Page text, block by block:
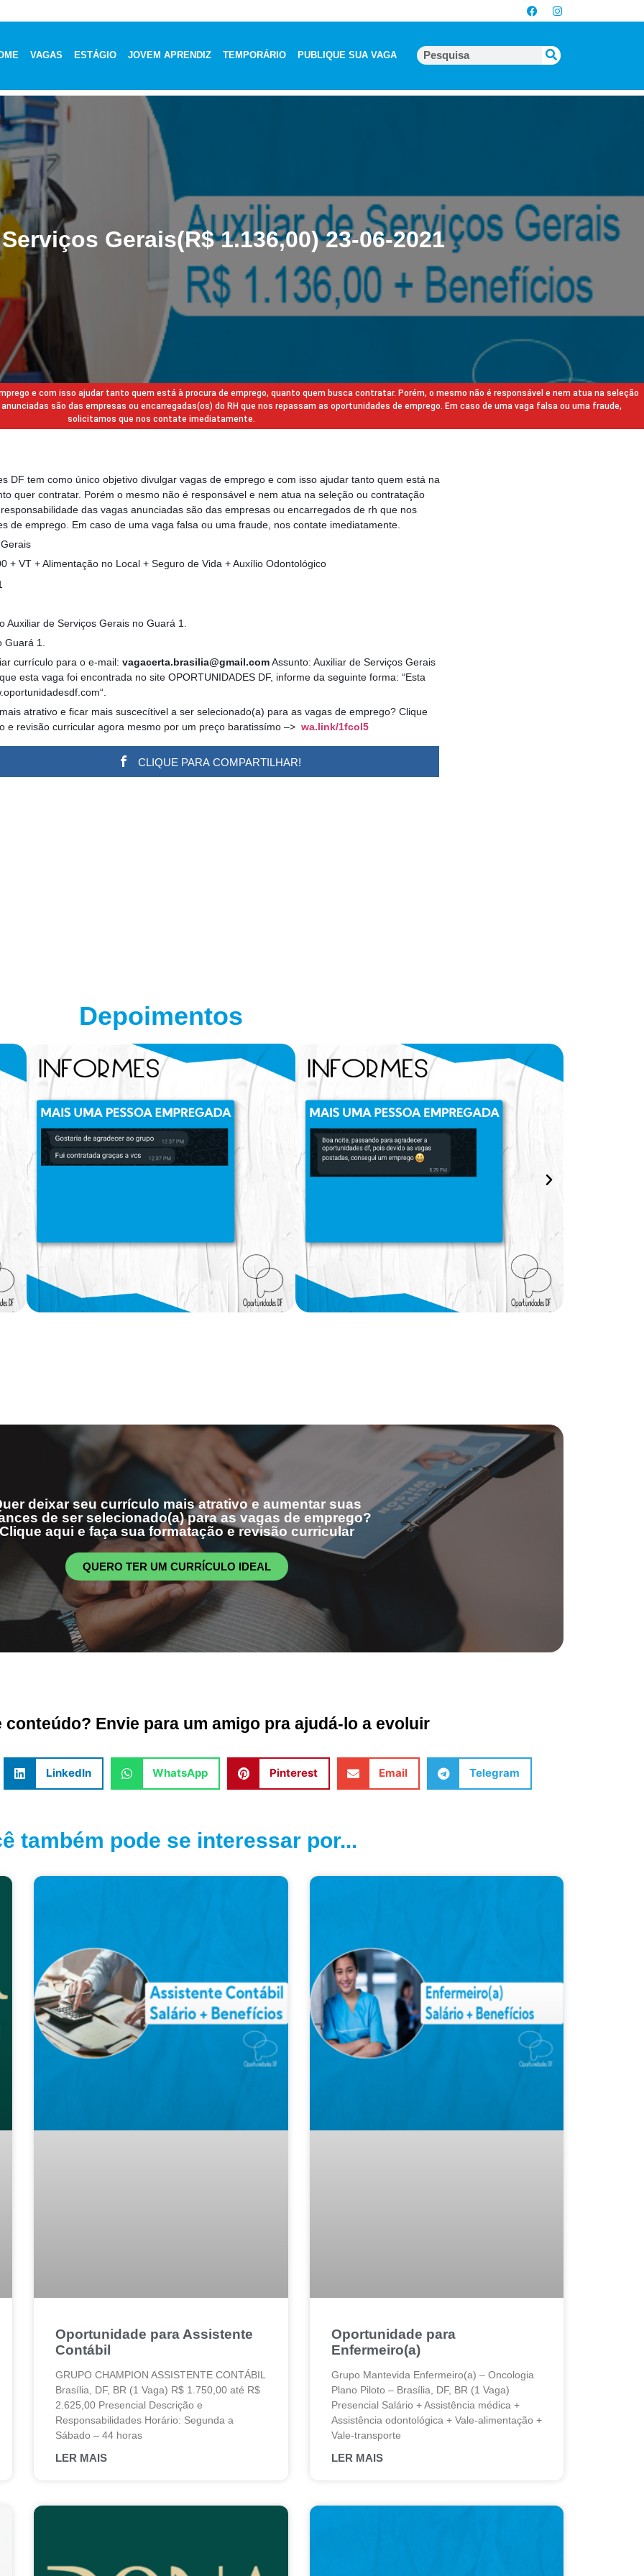
VAGAS ESTÁGIO JOVEM APRENDIZ TEMPORÁRIO PUBLIQUE SUA VAGA
Gerais(R$ 1.136,00) 23-06-2021
e com isso ajudar tanto quem está à procura de emprego, quanto quem busca contratar. Porém, o mesmo não é responsável e nem atua na seleção
são das empresas ou encarregadas(os) do RH que nos repassam as oportunidades de emprego. Em caso de uma vaga falsa ou uma fraude,
solicitamos que nos contate imediatamente.
DF tem como único objetivo divulgar vagas de emprego e com isso ajudar tanto quem está na
quer contratar. Porém o mesmo não é responsável e nem atua na seleção ou contratação
das vagas anunciadas são das empresas ou encarregados de rh que nos
de emprego. Em caso de uma vaga falsa ou uma fraude, nos contate imediatamente.
+ VT + Alimentação no Local + Seguro de Vida + Auxílio Odontológico
Auxiliar de Serviços Gerais no Guará 1.
1.
currículo para o e-mail: vagacerta.brasilia@gmail.comAssunto: Auxiliar de Serviços Gerais
esta vaga foi encontrada no site OPORTUNIDADES DF, informe da seguinte forma: “Esta
atrativo e ficar mais suscecítivel a ser selecionado(a) para as vagas de emprego? Clique
e revisão curricular agora mesmo por um preço baratissímo –> wa.link/1fcol5
CLIQUE PARA COMPARTILHAR!
Depoimentos
deixar seu currículo mais atrativo e aumentar suas
de ser selecionado(a) para as vagas de emprego?
aqui e faça sua formatação e revisão curricular
QUERO TER UM CURRÍCULO IDEAL
conteúdo? Envie para um amigo pra ajudá-lo a evoluir
LinkedIn WhatsApp Pinterest Email Telegram
também pode se interessar por...
Oportunidade para Assistente
Contábil
GRUPO CHAMPION ASSISTENTE CONTÁBIL
Brasília, DF, BR (1 Vaga) R$ 1.750,00 até R$
2.625,00 Presencial Descrição e
Responsabilidades Horário: Segunda a
Sábado – 44 horas
LER MAIS
Oportunidade para
Enfermeiro(a)
Grupo Mantevida Enfermeiro(a) – Oncologia
Plano Piloto – Brasília, DF, BR (1 Vaga)
Presencial Salário + Assistência médica +
Assistência odontológica + Vale-alimentação +
Vale-transporte
LER MAIS